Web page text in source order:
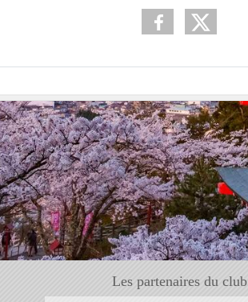
Les partenaires du club